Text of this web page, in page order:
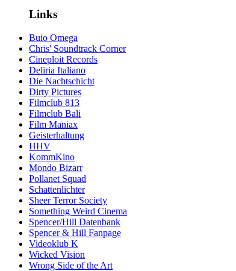
Links
Buio Omega
Chris' Soundtrack Corner
Cineploit Records
Deliria Italiano
Die Nachtschicht
Dirty Pictures
Filmclub 813
Filmclub Bali
Film Maniax
Geisterhaltung
HHV
KommKino
Mondo Bizarr
Pollanet Squad
Schattenlichter
Sheer Terror Society
Something Weird Cinema
Spencer/Hill Datenbank
Spencer & Hill Fanpage
Videoklub K
Wicked Vision
Wrong Side of the Art